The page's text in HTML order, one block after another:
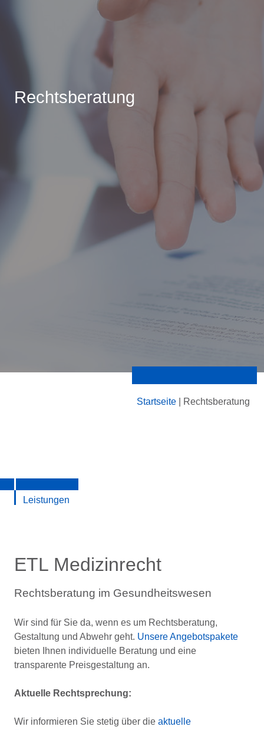
Rechtsberatung
Startseite Rechtsberatung
Leistungen
ETL Medizinrecht
Rechtsberatung im Gesundheitswesen
Wir sind für Sie da, wenn es um Rechtsberatung,
Gestaltung und Abwehr geht. Unsere Angebotspakete
bieten Ihnen individuelle Beratung und eine
transparente Preisgestaltung an.
Aktuelle Rechtsprechung:
Wir informieren Sie stetig über die aktuelle